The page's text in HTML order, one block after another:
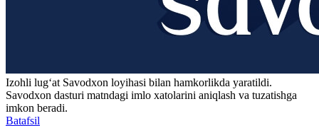
Izohli lugʻat Savodxon loyihasi bilan hamkorlikda yaratildi.
Savodxon dasturi matndagi imlo xatolarini aniqlash va tuzatishga
imkon beradi.
Batafsil